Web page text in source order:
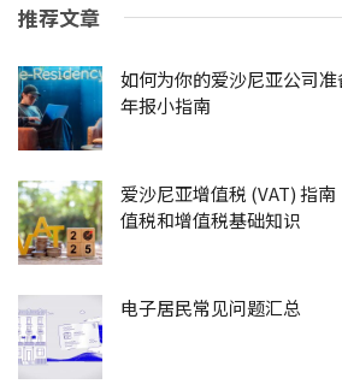
推荐文章
如何为你的爱沙尼亚公司
年报小指南
爱沙尼亚增值税 (VAT) 指
值税和增值税基础知识
电子居民常见问题汇总